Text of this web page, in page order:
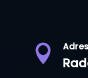
 Adres